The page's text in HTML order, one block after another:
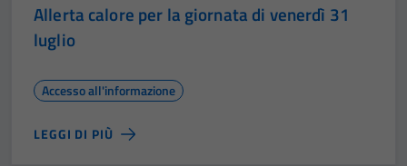
Allerta calore per la giornata di venerdì 31
luglio
Accesso all'informazione
LEGGI DI PIÙ